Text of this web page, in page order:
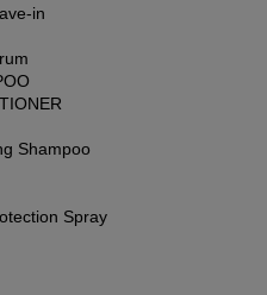
in
Shampoo
Spray